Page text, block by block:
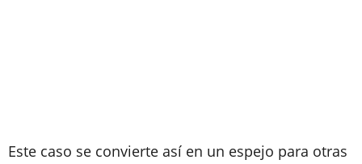
Este caso se convierte así en un espejo para otras